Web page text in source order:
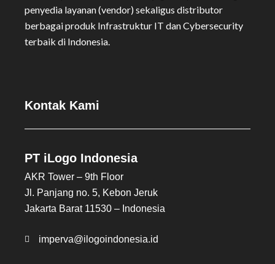
penyedia layanan (vendor) sekaligus distributor
berbagai produk Infrastruktur IT dan Cybersecurity
terbaik di Indonesia.
Kontak Kami
PT iLogo Indonesia
AKR Tower – 9th Floor
Jl. Panjang no. 5, Kebon Jeruk
Jakarta Barat 11530 – Indonesia
imperva@ilogoindonesia.id